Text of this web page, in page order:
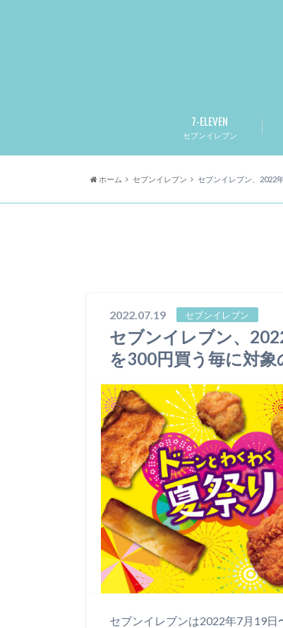
セブンイレブン
7-ELEVEN
ホーム セブンイレブン セブンイレブン、2022
2022.07.19 セブンイレブン
セブンイレブン、
を300円買う毎に対
セブンイレブンは2022年7月19